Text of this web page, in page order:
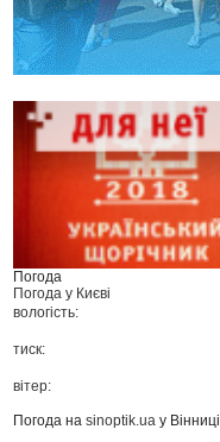
Погода
Погода у Києві
вологість:
тиск:
вітер:
Погода наsinoptik.ua у Вінниці